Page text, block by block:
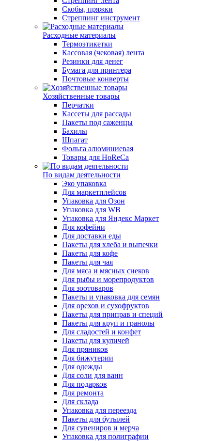
Скобы, пряжки
Стреппинг инструмент
Расходные материалы
Термоэтикетки
Кассовая (чековая) лента
Резинки для денег
Бумага для принтера
Почтовые конверты
Хозяйственные товары
Перчатки
Кассеты для рассады
Пакеты под саженцы
Бахилы
Шпагат
Фольга алюминиевая
Товары для HoReCa
По видам деятельности
Эко упаковка
Для маркетплейсов
Упаковка для Озон
Упаковка для WB
Упаковка для Яндекс Маркет
Для кофейни
Для доставки еды
Пакеты для хлеба и выпечки
Пакеты для кофе
Пакеты для чая
Для мяса и мясных снеков
Для рыбы и морепродуктов
Для зоотоваров
Пакеты и упаковка для семян
Для орехов и сухофруктов
Пакеты для приправ и специй
Пакеты для круп и гранолы
Для сладостей и конфет
Пакеты для куличей
Для пряников
Для бижутерии
Для одежды
Для соли для ванн
Для подарков
Для ремонта
Для склада
Упаковка для переезда
Пакеты для бутылей
Для сувениров и мерча
Упаковка для полиграфии